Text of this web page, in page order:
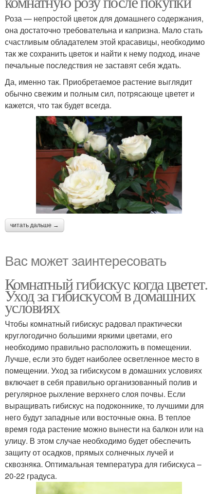
Роза — непростой цветок для домашнего содержания,
она достаточно требовательна и капризна. Мало стать
счастливым обладателем этой красавицы, необходимо
так же сохранить цветок и найти к нему подход, иначе
печальные последствия не заставят себя ждать.
Да, именно так. Приобретаемое растение выглядит
обычно свежим и полным сил, потрясающе цветет и
кажется, что так будет всегда.
читать дальше →
Вас может заинтересовать
Комнатный гибискус когда цветет.
Уход за гибискусом в домашних
условиях
Чтобы комнатный гибискус радовал практически
круглогодично большими яркими цветами, его
необходимо правильно расположить в помещении.
Лучше, если это будет наиболее осветленное место в
помещении. Уход за гибискусом в домашних условиях
включает в себя правильно организованный полив и
регулярное рыхление верхнего слоя почвы. Если
выращивать гибискус на подоконнике, то лучшими для
него будут западные или восточные окна. В теплое
время года растение можно вынести на балкон или на
улицу. В этом случае необходимо будет обеспечить
защиту от осадков, прямых солнечных лучей и
сквозняка. Оптимальная температура для гибискуса –
20-22 градуса.